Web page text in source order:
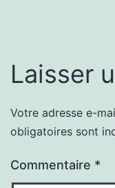
Laisser
Votre adresse e-
obligatoires sont
Commentaire *